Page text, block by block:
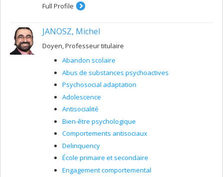
Full Profile
JANOSZ, Michel
Doyen, Professeur titulaire
Abandon scolaire
Abus de substances psychoactives
Psychosocial adaptation
Adolescence
Antisocialité
Bien-être psychologique
Comportements antisociaux
Delinquency
École primaire et secondaire
Engagement comportemental